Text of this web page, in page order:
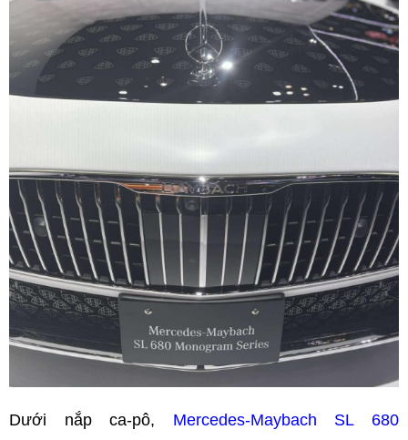
Dưới nắp ca-pô, Mercedes-Maybach SL 680